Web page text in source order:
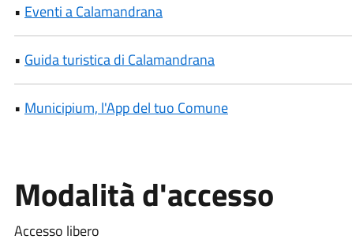
• Eventi a Calamandrana
• Guida turistica di Calamandrana
• Municipium, l'App del tuo Comune
Modalità d'accesso
Accesso libero